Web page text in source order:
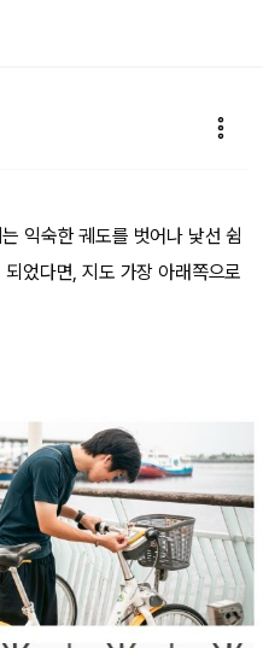
익숙한 궤도를 벗어나 낯선 쉼
었다면, 지도 가장 아래쪽으로